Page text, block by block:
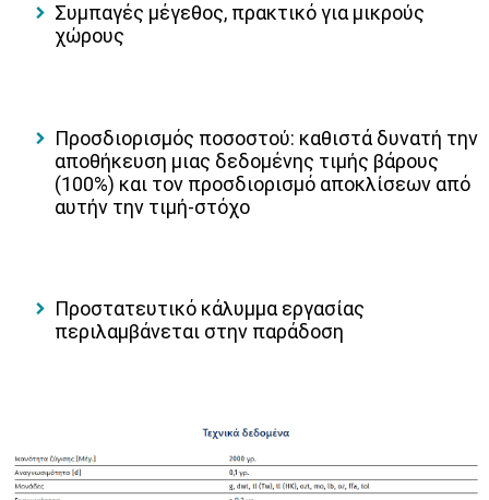
Συμπαγές μέγεθος, πρακτικό για μικρούς
χώρους
Προσδιορισμός ποσοστού: καθιστά δυνατή την
αποθήκευση μιας δεδομένης τιμής βάρους
(100%) και τον προσδιορισμό αποκλίσεων από
αυτήν την τιμή-στόχο
Προστατευτικό κάλυμμα εργασίας
περιλαμβάνεται στην παράδοση